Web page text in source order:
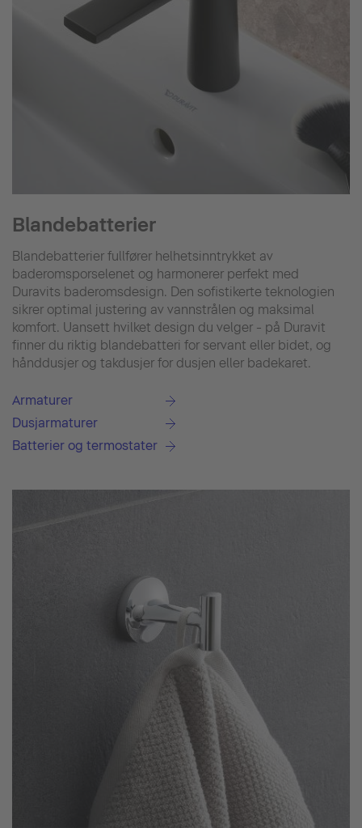
Blandebatterier
Blandebatterier fullfører helhetsinntrykket av
baderomsporselenet og harmonerer perfekt med
Duravits baderomsdesign. Den sofistikerte teknologien
sikrer optimal justering av vannstrålen og maksimal
komfort. Uansett hvilket design du velger - på Duravit
finner du riktig blandebatteri for servant eller bidet, og
hånddusjer og takdusjer for dusjen eller badekaret.
Armaturer
Dusjarmaturer
Batterier og termostater